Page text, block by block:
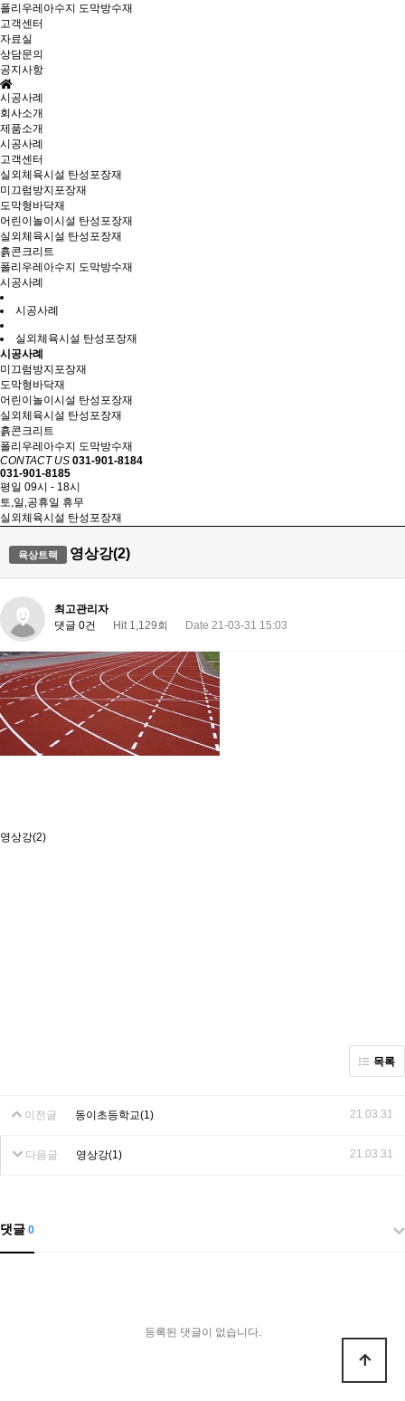
폴리우레아수지 도막방수재
고객센터
자료실
상담문의
공지사항
시공사례
회사소개
제품소개
시공사례
고객센터
실외체육시설 탄성포장재
미끄럼방지포장재
도막형바닥재
어린이놀이시설 탄성포장재
실외체육시설 탄성포장재
흙콘크리트
폴리우레아수지 도막방수재
시공사례
시공사례
실외체육시설 탄성포장재
시공사례
미끄럼방지포장재
도막형바닥재
어린이놀이시설 탄성포장재
실외체육시설 탄성포장재
흙콘크리트
폴리우레아수지 도막방수재
CONTACT US 031-901-8184
031-901-8185
평일 09시 - 18시
토,일,공휴일 휴무
실외체육시설 탄성포장재
육상트랙 영상강(2)
최고관리자
댓글 0건
Hit 1,129회 Date 21-03-31 15:03
영상강(2)
목록
이전글 동이초등학교(1) 21.03.31
다음글 영상강(1) 21.03.31
댓글 0
등록된 댓글이 없습니다.